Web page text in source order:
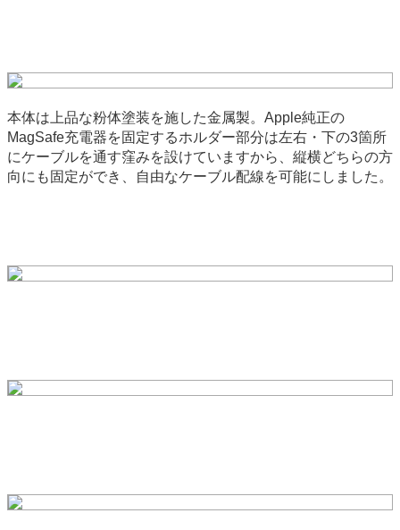
本体は上品な粉体塗装を施した金属製。Apple純正の
MagSafe充電器を固定するホルダー部分は左右・下の3箇所
にケーブルを通す窪みを設けていますから、縦横どちらの方
向にも固定ができ、自由なケーブル配線を可能にしました。